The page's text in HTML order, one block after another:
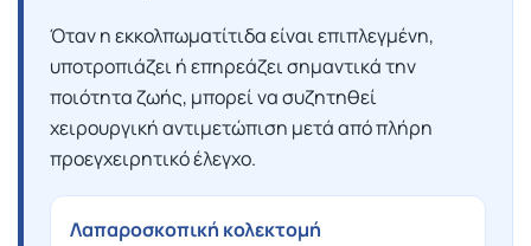
Όταν η εκκολπωματίτιδα είναι επιπλεγμένη,
υποτροπιάζει ή επηρεάζει σημαντικά την
ποιότητα ζωής, μπορεί να συζητηθεί
χειρουργική αντιμετώπιση μετά από πλήρη
προεγχειρητικό έλεγχο.
Λαπαροσκοπική κολεκτομή